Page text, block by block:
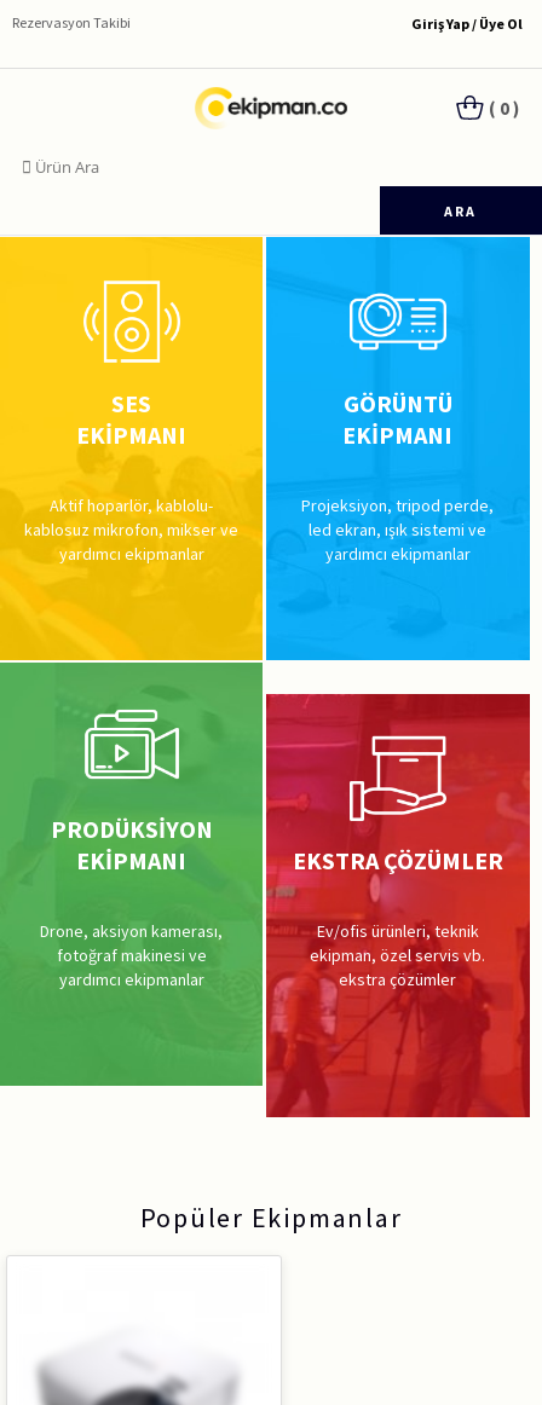
Rezervasyon Takibi Giriş Yap / Üye Ol
( 0 )
ARA
SES
EKİPMANI
Aktif hoparlör, kablolu-
kablosuz mikrofon, mikser ve
yardımcı ekipmanlar
GÖRÜNTÜ
EKİPMANI
Projeksiyon, tripod perde,
led ekran, ışık sistemi ve
yardımcı ekipmanlar
PRODÜKSİYON
EKİPMANI
Drone, aksiyon kamerası,
fotoğraf makinesi ve
yardımcı ekipmanlar
EKSTRA ÇÖZÜMLER
Ev/ofis ürünleri, teknik
ekipman, özel servis vb.
ekstra çözümler
Popüler Ekipmanlar